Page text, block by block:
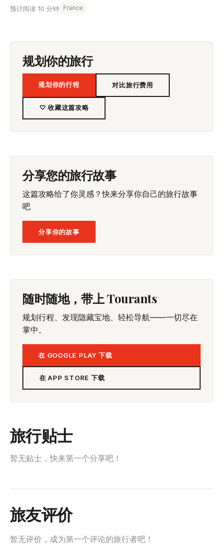
预计阅读 10 分钟 France
规划你的旅行
规划你的行程 对比旅行费用
♡ 收藏这篇攻略
分享您的旅行故事
这篇攻略给了你灵感？快来分享你自己的旅行故事
吧
分享你的故事
随时随地，带上 Tourants
规划行程、发现隐藏宝地、轻松导航——一切尽在
掌中。
在 GOOGLE PLAY 下载
在 APP STORE 下载
旅行贴士
暂无贴士，快来第一个分享吧！
旅友评价
暂无评价，成为第一个评论的旅行者吧！